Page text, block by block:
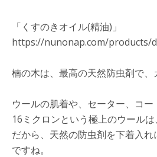
「くすのきオイル(精油)」
https://nunonap.com/products/
楠の木は、最高の天然防虫剤で、
ウールの肌着や、セーター、コー
16ミクロンという極上のウールは
だから、天然の防虫剤を下着入
ですね。